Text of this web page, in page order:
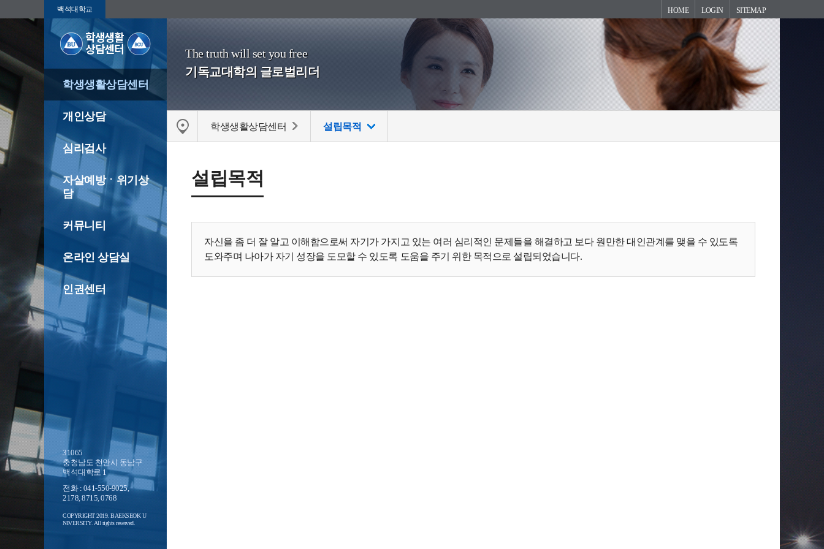
백석대학교 HOME LOGIN SITEMAP
학생생활상담센터
개인상담
심리검사
자살예방ㆍ위기상
담
커뮤니티
온라인 상담실
인권센터
The truth will set you free
기독교대학의 글로벌리더
학생생활상담센터 설립목적
설립목적
자신을 좀 더 잘 알고 이해함으로써 자기가 가지고 있는 여러 심리적인 문제들을 해결하고 보다 원만한 대인관계를 맺을 수 있도록
도와주며 나아가 자기 성장을 도모할 수 있도록 도움을 주기 위한 목적으로 설립되었습니다.
31065
충청남도 천안시 동남구
백석대학로 1
전화 : 041-550-9025,
2178, 8715, 0768
COPYRIGHT 2019. BAEKSEOK U
NIVERSITY. All rights reserved.